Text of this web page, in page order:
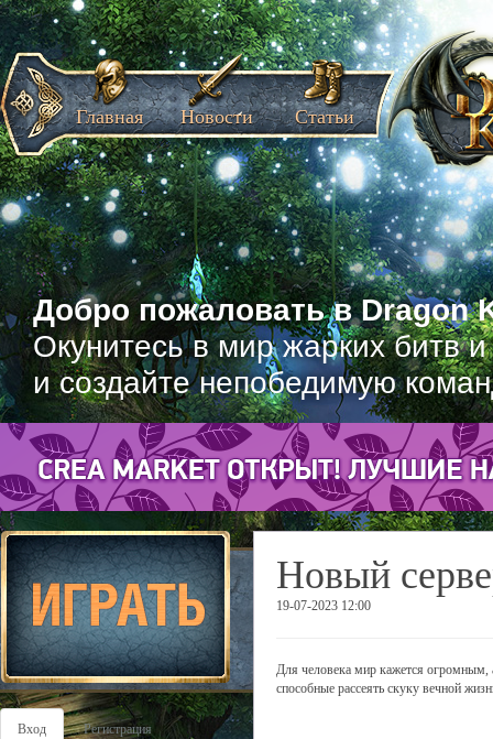
Добро пожаловать в Dragon
Окунитесь в мир жарких битв
и создайте непобедимую
Главная Новости Статьи
Вход Регистрация
Новый
19-07-2023 12:00
Для человека мир кажется огромным,
способные рассеять скуку вечной